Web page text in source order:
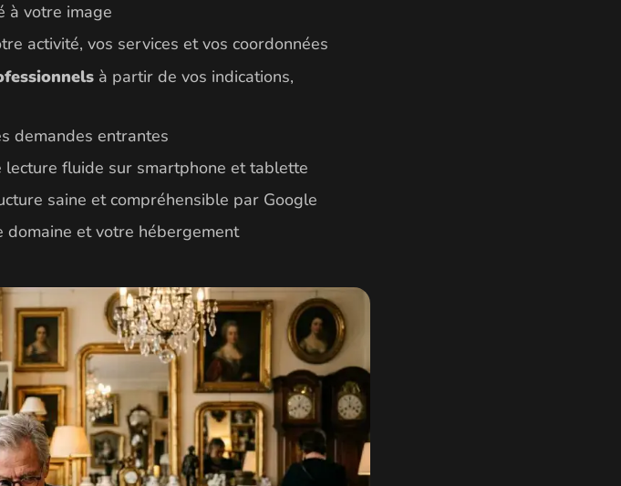
à votre image
activité, vos services et vos coordonnées
à partir de vos indications,
demandes entrantes
fluide sur smartphone et tablette
saine et compréhensible par Google
et votre hébergement